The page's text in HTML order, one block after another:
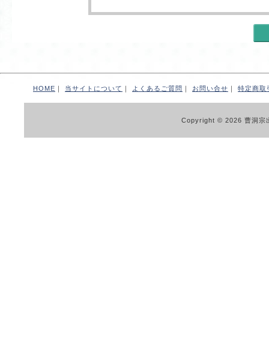
HOME ｜ 当サイトについて ｜ よくあるご質問 ｜ お問い合せ ｜ 特定商取
Copyright © 2026 曹洞宗